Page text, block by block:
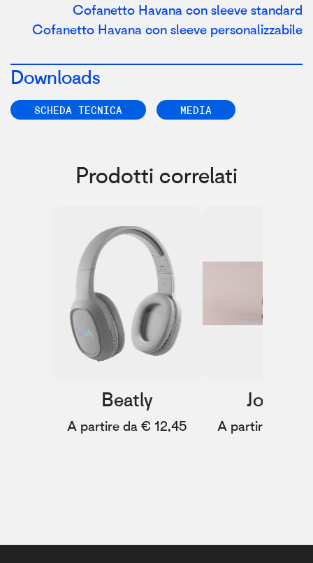
Cofanetto Havana con sleeve standard
Cofanetto Havana con sleeve personalizzabile
Downloads
SCHEDA TECNICA MEDIA
Prodotti correlati
Beatly
A partire da € 12,45
Journey
A partire da €